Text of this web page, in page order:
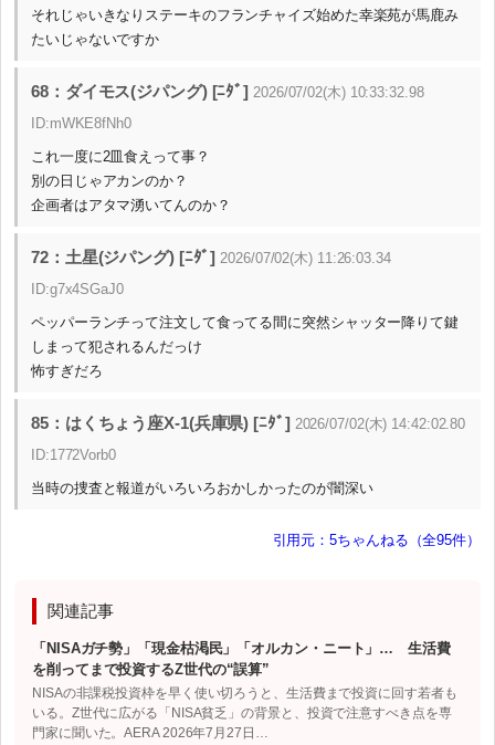
それじゃいきなりステーキのフランチャイズ始めた幸楽苑が馬鹿み
たいじゃないですか
68：ダイモス(ジパング) [ﾆﾀﾞ] 2026/07/02(木) 10:33:32.98
ID:mWKE8fNh0
これ一度に2皿食えって事？
別の日じゃアカンのか？
企画者はアタマ湧いてんのか？
72：土星(ジパング) [ﾆﾀﾞ] 2026/07/02(木) 11:26:03.34
ID:g7x4SGaJ0
ペッパーランチって注文して食ってる間に突然シャッター降りて鍵
しまって犯されるんだっけ
怖すぎだろ
85：はくちょう座X-1(兵庫県) [ﾆﾀﾞ] 2026/07/02(木) 14:42:02.80
ID:1772Vorb0
当時の捜査と報道がいろいろおかしかったのが闇深い
引用元：5ちゃんねる（全95件）
関連記事
「NISAガチ勢」「現金枯渇民」「オルカン・ニート」… 生活費
を削ってまで投資するZ世代の“誤算”
NISAの非課税投資枠を早く使い切ろうと、生活費まで投資に回す若者も
いる。Z世代に広がる「NISA貧乏」の背景と、投資で注意すべき点を専
門家に聞いた。AERA 2026年7月27日…